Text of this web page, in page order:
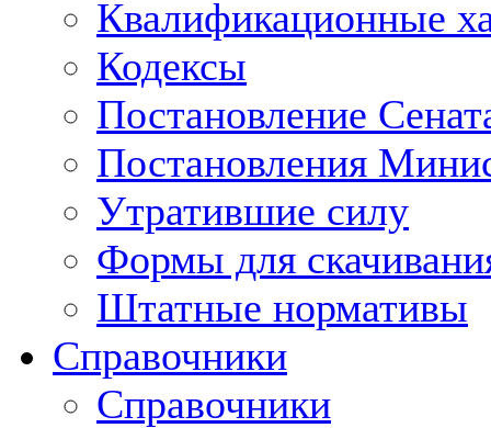
Квалификационные
Кодексы
Постановление
Постановления
Утратившие силу
Формы для
Штатные нормативы
Справочники
Справочники